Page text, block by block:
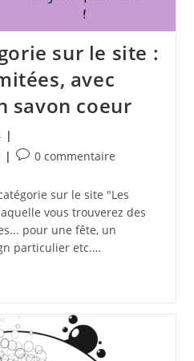
sur le site :
avec
savon coeur
Commentaires
la
publication :
0 commentaire
sur le site "Les
vous trouverez des
pour une fête, un
particulier etc.…